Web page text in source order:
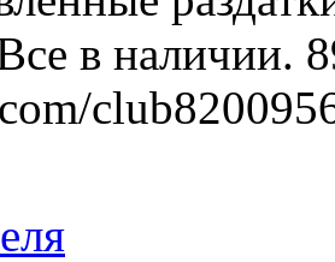
в наличии.